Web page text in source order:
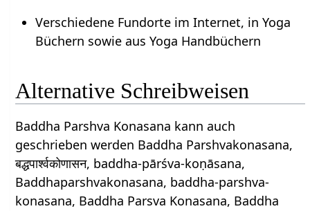
Verschiedene Fundorte im Internet, in Yoga
Büchern sowie aus Yoga Handbüchern
Alternative Schreibweisen
Baddha Parshva Konasana kann auch
geschrieben werden Baddha Parshvakonasana,
बद्धपार्श्वकोणासन, baddha-pārśva-koṇāsana,
Baddhaparshvakonasana, baddha-parshva-
konasana, Baddha Parsva Konasana, Baddha